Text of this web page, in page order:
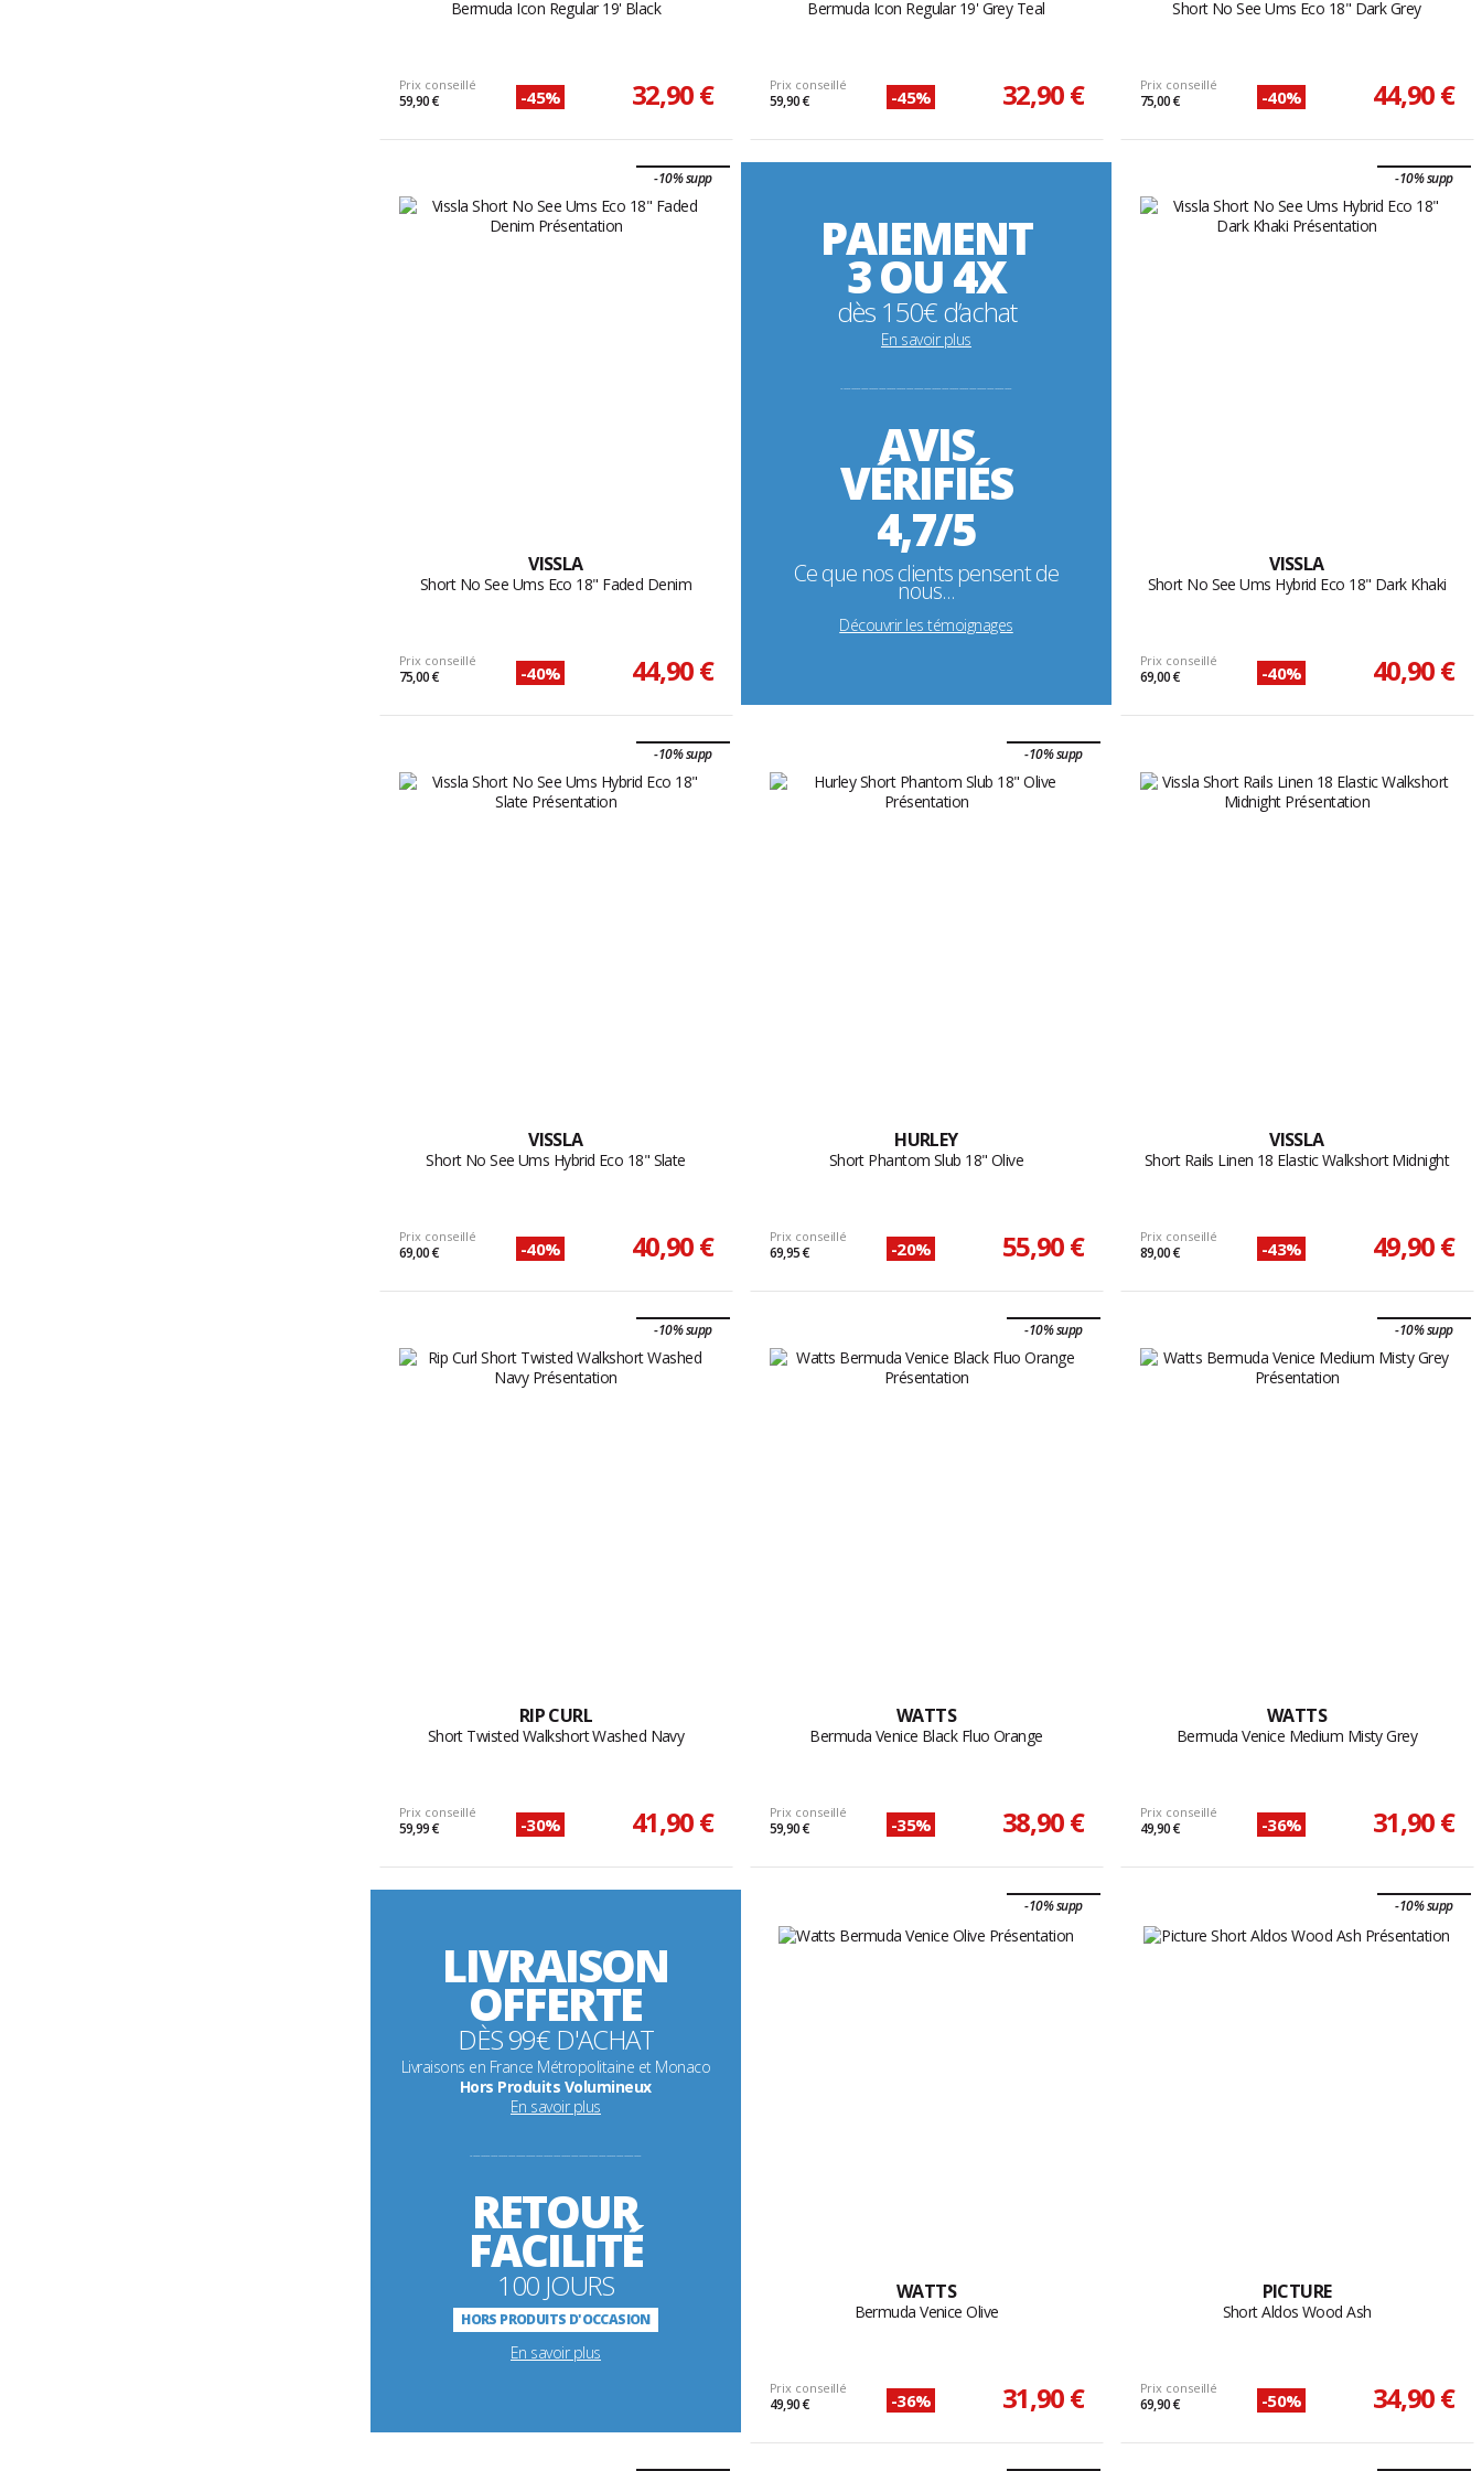
Bermuda Icon Regular 19' Black
Prix conseillé
59,90 € -45% 32,90 €
Bermuda Icon Regular 19' Grey Teal
Prix conseillé
59,90 € -45% 32,90 €
Short No See Ums Eco 18" Dark Grey
Prix conseillé
75,00 € -40% 44,90 €
-10% supp
VISSLA
Short No See Ums Eco 18" Faded Denim
Prix conseillé
75,00 € -40% 44,90 €
PAIEMENT
3 OU 4X
dès 150€ d’achat
En savoir plus
--------------------------------------------------------------------
AVIS
VÉRIFIÉS
4,7/5
Ce que nos clients pensent de
nous...
Découvrir les témoignages
-10% supp
VISSLA
Short No See Ums Hybrid Eco 18" Dark Khaki
Prix conseillé
69,00 € -40% 40,90 €
-10% supp
VISSLA
Short No See Ums Hybrid Eco 18" Slate
Prix conseillé
69,00 € -40% 40,90 €
-10% supp
HURLEY
Short Phantom Slub 18" Olive
Prix conseillé
69,95 € -20% 55,90 €
VISSLA
Short Rails Linen 18 Elastic Walkshort Midnight
Prix conseillé
89,00 € -43% 49,90 €
-10% supp
RIP CURL
Short Twisted Walkshort Washed Navy
Prix conseillé
59,99 € -30% 41,90 €
-10% supp
WATTS
Bermuda Venice Black Fluo Orange
Prix conseillé
59,90 € -35% 38,90 €
-10% supp
WATTS
Bermuda Venice Medium Misty Grey
Prix conseillé
49,90 € -36% 31,90 €
LIVRAISON
OFFERTE
DÈS 99€ D'ACHAT
Livraisons en France Métropolitaine et Monaco
Hors Produits Volumineux
En savoir plus
--------------------------------------------------------------------
RETOUR
FACILITÉ
100 JOURS
HORS PRODUITS D'OCCASION
En savoir plus
-10% supp
WATTS
Bermuda Venice Olive
Prix conseillé
49,90 € -36% 31,90 €
-10% supp
PICTURE
Short Aldos Wood Ash
Prix conseillé
69,90 € -50% 34,90 €